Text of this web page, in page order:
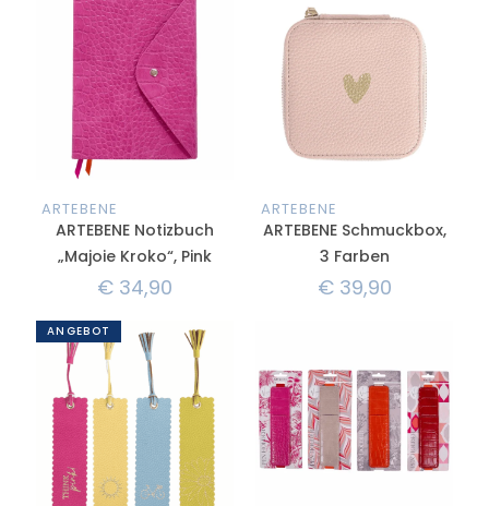
ARTEBENE
ARTEBENE Notizbuch
„Majoie Kroko“, Pink
€ 34,90
ARTEBENE
ARTEBENE Schmuckbox,
3 Farben
€39,90
ANGEBOT